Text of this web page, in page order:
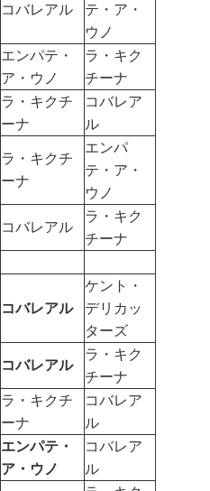
コバレアル
テ・ア・
ウノ
エンパテ・
ア・ウノ
ラ・キク
チーナ
ラ・キクチ
ーナ
コバレア
ル
ラ・キクチ
ーナ
エンパ
テ・ア・
ウノ
コバレアル
ラ・キク
チーナ
コバレアル
ケント・
デリカッ
ターズ
コバレアル
ラ・キク
チーナ
ラ・キクチ
ーナ
コバレア
ル
エンパテ・
ア・ウノ
コバレア
ル